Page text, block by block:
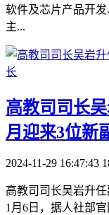
软件及芯片产品开
主...
高教司司长
月迎来3位新
2024-11-29 16:47:43
高教司司长吴岩升
1月6日，据人社部